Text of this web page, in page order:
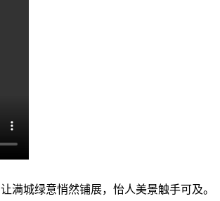
满城绿意悄然铺展，怡人美景触手可及。